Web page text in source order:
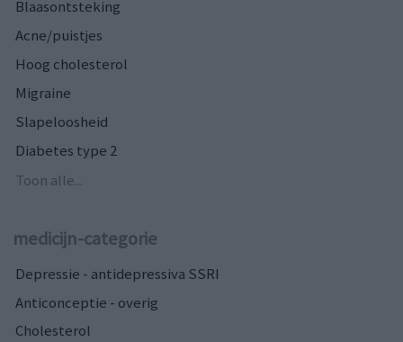
Blaasontsteking
Acne/puistjes
Hoog cholesterol
Migraine
Slapeloosheid
Diabetes type 2
Toon alle...
medicijn-categorie
Depressie - antidepressiva SSRI
Anticonceptie - overig
Cholesterol